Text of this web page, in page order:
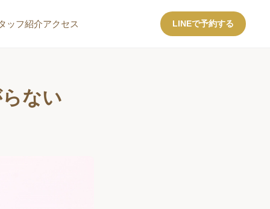
ッフ紹介アクセス LINEで予約する
ない